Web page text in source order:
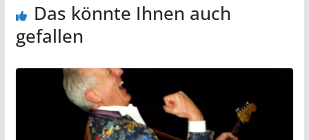
Das könnte Ihnen auch
gefallen